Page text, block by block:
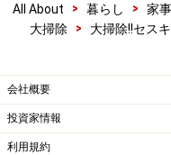
「重曹」。最近ではいろ
レードのものが売り出さ
ロ、20キロという単位で
なら100均ショップで調
で購入。※クリックする
All About > 暮らし > 家
大掃除
> 大掃除!!セス
会社概要
投資家情報
利用規約